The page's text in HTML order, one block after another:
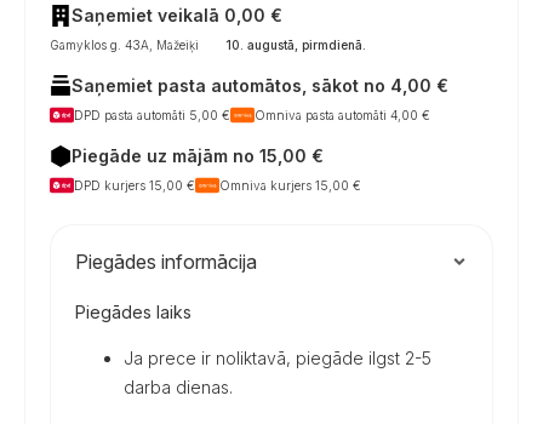
ir
fekalinio
vandens
bakams,
12/24
V,
kemperiams
daudzums
Saņemiet veikalā 0,00 €
Gamyklos g. 43A, Mažeiķi 10. augustā, pirmdienā
Saņemiet pasta automātos, sākot no 4,00 €
DPD pasta automāti 5,00 € Omniva pasta automāti 4,00 €
Piegāde uz mājām no 15,00 €
DPD kurjers 15,00 € Omniva kurjers 15,00 €
Piegādes informācija
Piegādes laiks
Ja prece ir noliktavā, piegāde ilgst 2-5
darba dienas.